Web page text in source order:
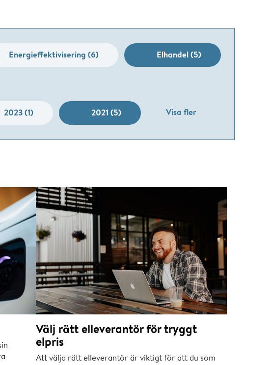
Energieffektivisering (6) Elhandel (5)
2023 (1) 2021 (5) Visa fler
Välj rätt elleverantör för tryggt
elpris
Att välja rätt elleverantör är viktigt för att du som